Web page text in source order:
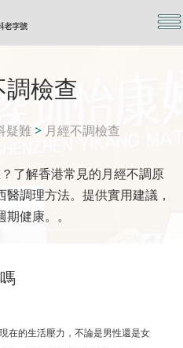
調檢查
疑難> 月經不調檢查
了解香港常見的月經不調原
調理方法。提供實用建議，
健康。。
在的生活壓力，不論是男性還是女